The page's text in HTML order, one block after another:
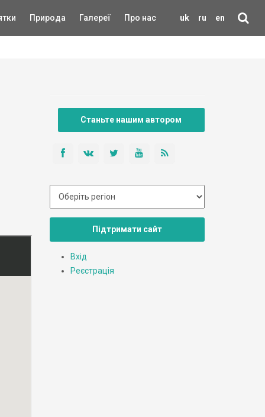
uk ru en
Природа Галереї Про нас
Станьте нашим автором
Підтримати сайт
Вхід
Реєстрація